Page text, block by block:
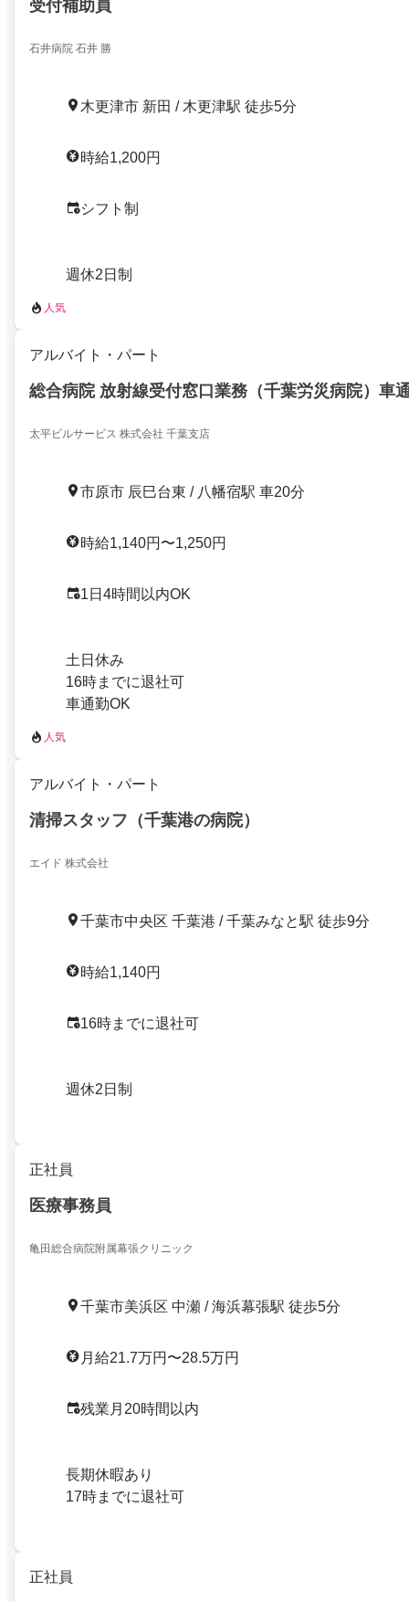
受付補助員
石井病院 石井 勝
木更津市 新田 / 木更津駅 徒歩5分
時給1,200円
シフト制
週休2日制
人気
アルバイト・パート
総合病院 放射線受付窓口業務（千葉労災病院）車
太平ビルサービス 株式会社 千葉支店
市原市 辰巳台東 / 八幡宿駅 車20分
時給1,140円〜1,250円
1日4時間以内OK
土日休み
16時までに退社可
車通勤OK
人気
アルバイト・パート
清掃スタッフ（千葉港の病院）
エイド 株式会社
千葉市中央区 千葉港 / 千葉みなと駅 徒歩9分
時給1,140円
16時までに退社可
週休2日制
正社員
医療事務員
亀田総合病院附属幕張クリニック
千葉市美浜区 中瀬 / 海浜幕張駅 徒歩5分
月給21.7万円〜28.5万円
残業月20時間以内
長期休暇あり
17時までに退社可
正社員